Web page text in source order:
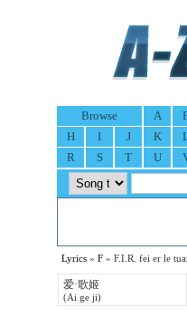
Browse A
H
I J K
R
S T U
Lyrics » F » F.I.R. fei er le
爱·歌姬
(Ai ge ji)